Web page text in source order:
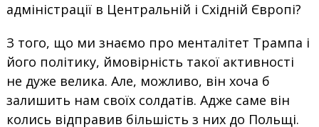
адміністрації в Центральній і Східній Європі?
З того, що ми знаємо про менталітет Трампа і
його політику, ймовірність такої активності
не дуже велика. Але, можливо, він хоча б
залишить нам своїх солдатів. Адже саме він
колись відправив більшість з них до Польщі.